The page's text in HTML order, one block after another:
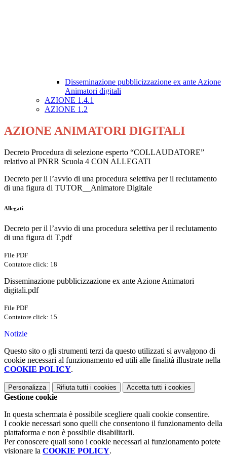
Disseminazione pubblicizzazione ex ante Azione
Animatori digitali
AZIONE 1.4.1
AZIONE 1.2
AZIONE ANIMATORI DIGITALI
Decreto Procedura di selezione esperto “COLLAUDATORE”
relativo al PNRR Scuola 4 CON ALLEGATI
Decreto per il l’avvio di una procedura selettiva per il reclutamento
di una figura di TUTOR__Animatore Digitale
Allegati
Decreto per il l’avvio di una procedura selettiva per il reclutamento
di una figura di T.pdf
File PDF
Contatore click: 18
Disseminazione pubblicizzazione ex ante Azione Animatori
digitali.pdf
File PDF
Contatore click: 15
Notizie
Questo sito o gli strumenti terzi da questo utilizzati si avvalgono di
cookie necessari al funzionamento ed utili alle finalità illustrate nella
COOKIE POLICY.
Personalizza Rifiuta tutti i cookies Accetta tutti i cookies
Gestione cookie
In questa schermata è possibile scegliere quali cookie consentire.
I cookie necessari sono quelli che consentono il funzionamento della
piattaforma e non è possibile disabilitarli.
Per conoscere quali sono i cookie necessari al funzionamento potete
visionare la COOKIE POLICY.